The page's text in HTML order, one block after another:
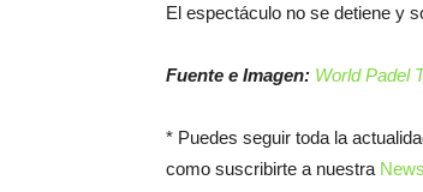
El espectáculo no se detiene y
Fuente e Imagen: World Padel
* Puedes seguir toda la
como suscribirte a nuestra